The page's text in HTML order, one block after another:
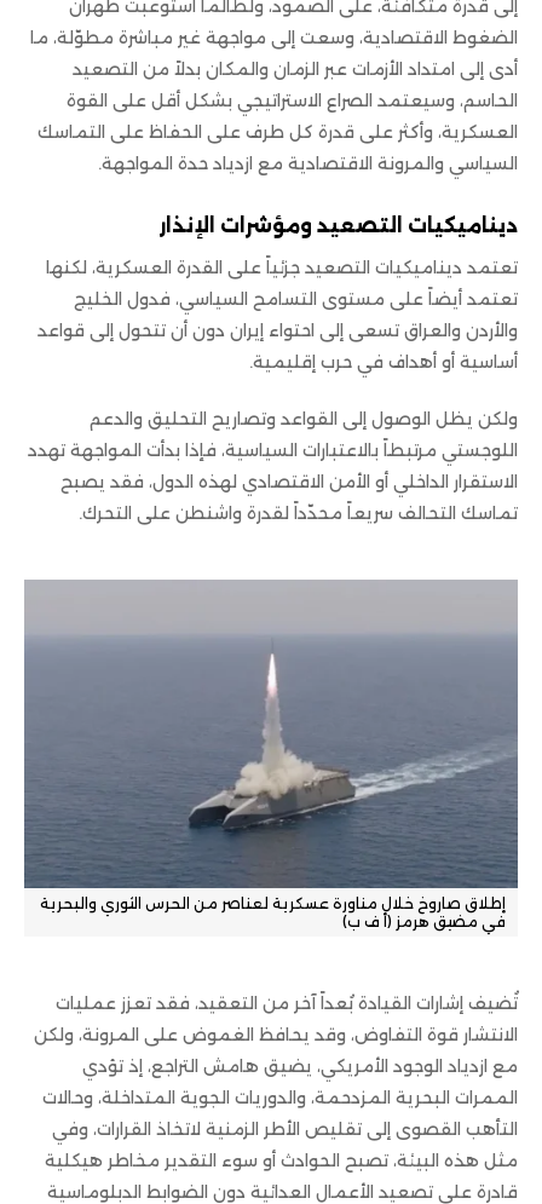
إلى قدرة متكافئة، على الصمود، ولطالما استوعبت طهران
الضغوط الاقتصادية، وسعت إلى مواجهة غير مباشرة مطوّلة، ما
أدى إلى امتداد الأزمات عبر الزمان والمكان بدلاً من التصعيد
الحاسم، وسيعتمد الصراع الاستراتيجي بشكل أقل على القوة
العسكرية، وأكثر على قدرة كل طرف على الحفاظ على التماسك
السياسي والمرونة الاقتصادية مع ازدياد حدة المواجهة.
ديناميكيات التصعيد ومؤشرات الإنذار
تعتمد ديناميكيات التصعيد جزئياً على القدرة العسكرية، لكنها
تعتمد أيضاً على مستوى التسامح السياسي، فدول الخليج
والأردن والعراق تسعى إلى احتواء إيران دون أن تتحول إلى قواعد
أساسية أو أهداف في حرب إقليمية.
ولكن يظل الوصول إلى القواعد وتصاريح التحليق والدعم
اللوجستي مرتبطاً بالاعتبارات السياسية، فإذا بدأت المواجهة تهدد
الاستقرار الداخلي أو الأمن الاقتصادي لهذه الدول، فقد يصبح
تماسك التحالف سريعاً محدّداً لقدرة واشنطن على التحرك.
إطلاق صاروخ خلال مناورة عسكرية لعناصر من الحرس الثوري والبحرية
في مضيق هرمز (أ ف ب)
تُضيف إشارات القيادة بُعداً آخر من التعقيد، فقد تعزز عمليات
الانتشار قوة التفاوض، وقد يحافظ الغموض على المرونة، ولكن
مع ازدياد الوجود الأمريكي، يضيق هامش التراجع، إذ تؤدي
الممرات البحرية المزدحمة، والدوريات الجوية المتداخلة، وحالات
التأهب القصوى إلى تقليص الأطر الزمنية لاتخاذ القرارات، وفي
مثل هذه البيئة، تصبح الحوادث أو سوء التقدير مخاطر هيكلية
قادرة على تصعيد الأعمال العدائية دون الضوابط الدبلوماسية